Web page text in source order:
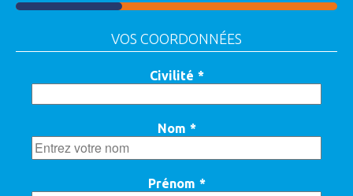
33%
VOS COORDONNÉES
Civilité *
Nom *
Prénom *